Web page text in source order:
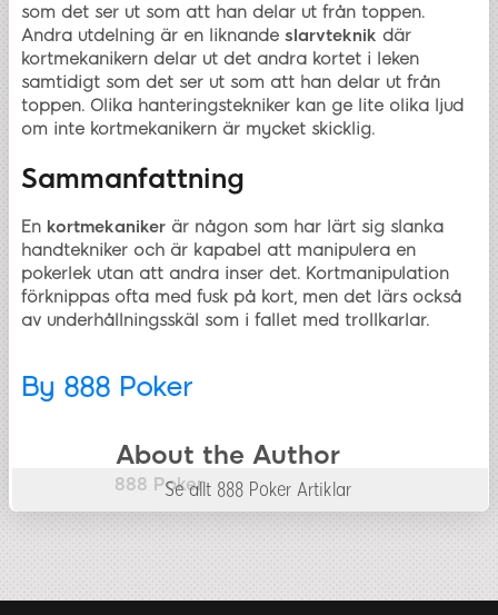
som det ser ut som att han delar ut från toppen.
Andra utdelning är en liknande slarvteknik där
kortmekanikern delar ut det andra kortet i leken
samtidigt som det ser ut som att han delar ut från
toppen. Olika hanteringstekniker kan ge lite olika ljud
om inte kortmekanikern är mycket skicklig.
Sammanfattning
En kortmekaniker är någon som har lärt sig slanka
handtekniker och är kapabel att manipulera en
pokerlek utan att andra inser det. Kortmanipulation
förknippas ofta med fusk på kort, men det lärs också
av underhållningsskäl som i fallet med trollkarlar.
By 888 Poker
About the Author
Se allt 888 Poker Artiklar
888 Poker